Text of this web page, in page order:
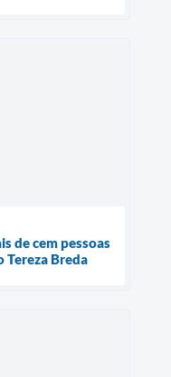
de cem pessoas
Tereza Breda